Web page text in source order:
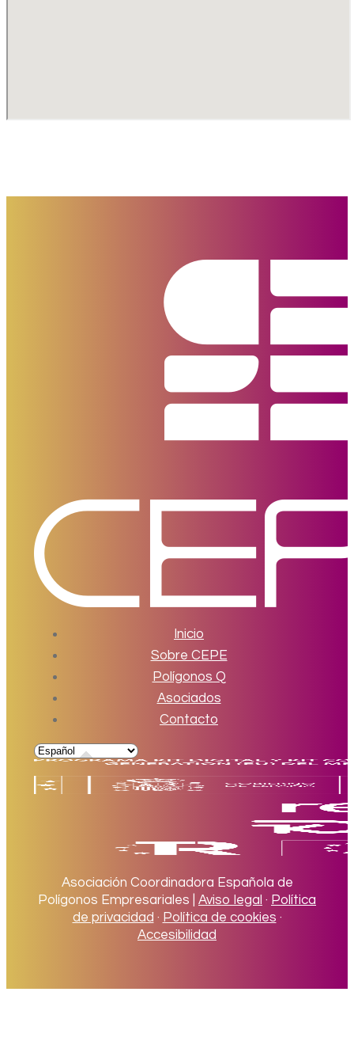
Inicio
Sobre CEPE
Polígonos Q
Asociados
Contacto
Asociación Coordinadora Española de
Polígonos Empresariales | Aviso legal · Política
de privacidad · Política de cookies ·
Accesibilidad